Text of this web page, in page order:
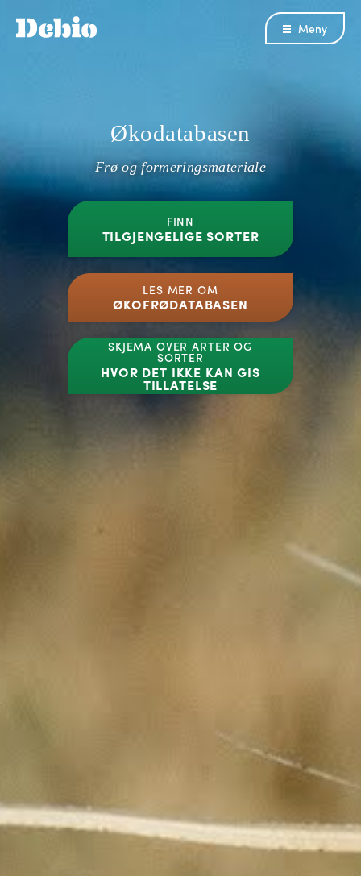
Økodatabasen
Frø og formeringsmateriale
FINN
TILGJENGELIGE SORTER
LES MER OM
ØKOFRØDATABASEN
SKJEMA OVER ARTER OG
SORTER
HVOR DET IKKE KAN GIS
TILLATELSE
Meny